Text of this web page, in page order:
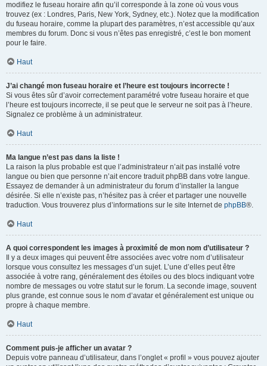
modifiez le fuseau horaire afin qu’il corresponde à la zone où vous vous
trouvez (ex : Londres, Paris, New York, Sydney, etc.). Notez que la modification
du fuseau horaire, comme la plupart des paramètres, n’est accessible qu’aux
membres du forum. Donc si vous n’êtes pas enregistré, c’est le bon moment
pour le faire.
Haut
J’ai changé mon fuseau horaire et l’heure est toujours incorrecte !
Si vous êtes sûr d’avoir correctement paramétré votre fuseau horaire et que
l’heure est toujours incorrecte, il se peut que le serveur ne soit pas à l’heure.
Signalez ce problème à un administrateur.
Haut
Ma langue n’est pas dans la liste !
La raison la plus probable est que l’administrateur n’ait pas installé votre
langue ou bien que personne n’ait encore traduit phpBB dans votre langue.
Essayez de demander à un administrateur du forum d’installer la langue
désirée. Si elle n’existe pas, n’hésitez pas à créer et partager une nouvelle
traduction. Vous trouverez plus d’informations sur le site Internet de phpBB®.
Haut
A quoi correspondent les images à proximité de mon nom d’utilisateur ?
Il y a deux images qui peuvent être associées avec votre nom d’utilisateur
lorsque vous consultez les messages d’un sujet. L’une d’elles peut être
associée à votre rang, généralement des étoiles ou des blocs indiquant votre
nombre de messages ou votre statut sur le forum. La seconde image, souvent
plus grande, est connue sous le nom d’avatar et généralement est unique ou
propre à chaque membre.
Haut
Comment puis-je afficher un avatar ?
Depuis votre panneau d’utilisateur, dans l’onglet « profil » vous pouvez ajouter